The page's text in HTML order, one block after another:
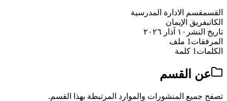
القسمقسم الادارة المدرسية
الكاتبفريق الإيمان
تاريخ النشر ١٠ آذار ٢٠٢٦
المرفقات 1 ملف
الكلمات 1 كلمة
عن القسم
تصفح جميع المنشورات والموارد المرتبطة بهذا القسم.